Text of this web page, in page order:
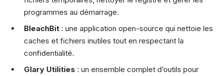
programmes au démarrage.
BleachBit : une application open-source qui nettoie les
caches et fichiers inutiles tout en respectant la
confidentialité.
Glary Utilities : un ensemble complet d’outils pour